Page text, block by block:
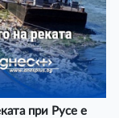
при Русе е